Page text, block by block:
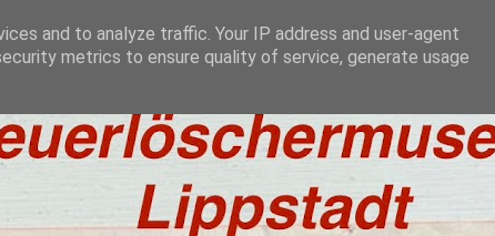
and to analyze traffic. Your IP address and user-agent
metrics to ensure quality of service, generate usage